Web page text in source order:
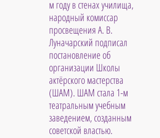
м году в стенах училища,
народный комиссар
просвещения А. В.
Луначарский подписал
постановление об
организации Школы
актёрского мастерства
(ШАМ). ШАМ стала 1-м
театральным учебным
заведением, созданным
советской властью.